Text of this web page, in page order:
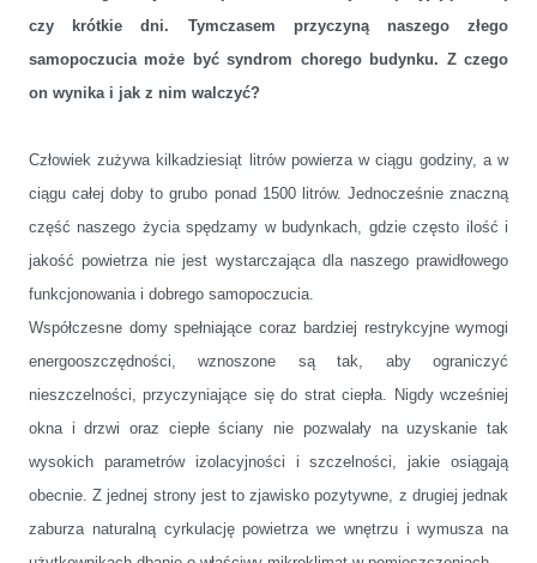
Sposób na właściwą wentylację
czy krótkie dni. Tymczasem przyczyną naszego złego
samopoczucia może być syndrom chorego budynku. Z czego
on wynika i jak z nim walczyć?
Człowiek zużywa kilkadziesiąt litrów powierza w ciągu godziny, a w
ciągu całej doby to grubo ponad 1500 litrów. Jednocześnie znaczną
część naszego życia spędzamy w budynkach, gdzie często ilość i
jakość powietrza nie jest wystarczająca dla naszego prawidłowego
funkcjonowania i dobrego samopoczucia.
Współczesne domy spełniające coraz bardziej restrykcyjne wymogi
energooszczędności, wznoszone są tak, aby ograniczyć
nieszczelności, przyczyniające się do strat ciepła. Nigdy wcześniej
okna i drzwi oraz ciepłe ściany nie pozwalały na uzyskanie tak
wysokich parametrów izolacyjności i szczelności, jakie osiągają
obecnie. Z jednej strony jest to zjawisko pozytywne, z drugiej jednak
zaburza naturalną cyrkulację powietrza we wnętrzu i wymusza na